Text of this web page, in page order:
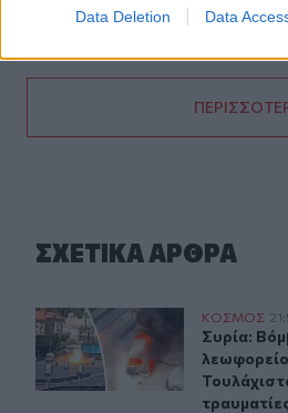
Data Deletion Data
Ζ. Κωνσταντοπούλου για
ΣΧΕΤΙΚA AΡΘΡΑ
Συρία: Βόμβα εξερράγη σε
ΚΟΣΜΟΣ
Συρία:
Συρία: